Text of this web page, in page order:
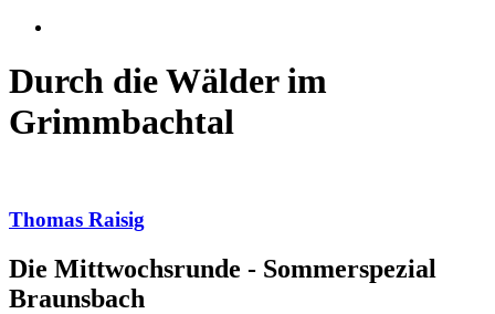
Durch die Wälder im
Grimmbachtal
Thomas Raisig
Die Mittwochsrunde - Sommerspezial
Braunsbach